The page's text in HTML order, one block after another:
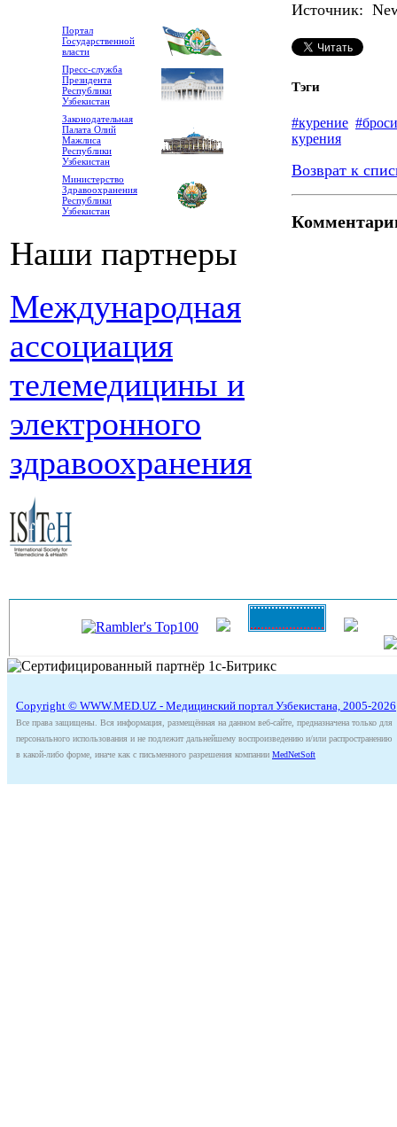
Портал
Государственной
власти
Пресс-служба
Президента
Республики
Узбекистан
Законодательная
Палата Олий
Мажлиса
Республики
Узбекистан
Министерство
Здравоохранения
Республики
Узбекистан
Наши партнеры
Международная
ассоциация
телемедицины и
электронного
здравоохранения
Источник:
Тэги
#курение
курения
Возврат к
Copyright © WWW.MED.UZ - Медицинский портал Узбекистана, 2005-2026
Все права защищены. Вся информация, размещённая на данном веб-сайте, предназначена только для
персонального использования и не подлежит дальнейшему воспроизведению и/или распространению
в какой-либо форме, иначе как с письменного разрешения компании MedNetSoft